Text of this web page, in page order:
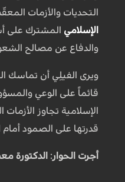
التحديات والأزمات
الإسلامي المشترك على
والدفاع عن مصالح
ويرى الفيلِي أن تماسك
قائماً على الوعي
الإسلامية تجاوز
قدرتها على الصمود أمام
أجرت الحوار: الدكتورة